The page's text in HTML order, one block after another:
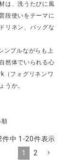
は、洗うたびに風
段使いをテーマに
リネン、バッグな
ンプルながらも上
然体でいられる心
（フォグリネンワ
うか。
順
件中 1 -20件表示
1
2